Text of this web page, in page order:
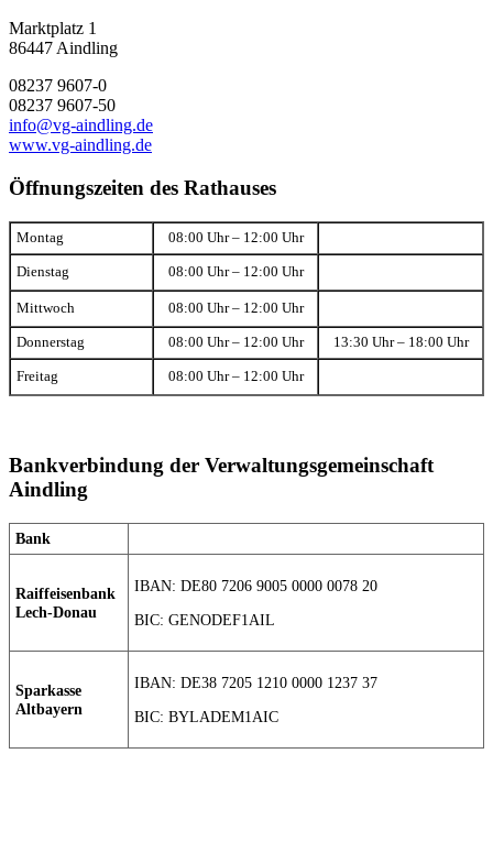
Marktplatz 1
86447 Aindling
08237 9607-0
08237 9607-50
info@vg-aindling.de
www.vg-aindling.de
Öffnungszeiten des Rathauses
Montag 08:00 Uhr – 12:00 Uhr
Dienstag 08:00 Uhr – 12:00 Uhr
Mittwoch 08:00 Uhr – 12:00 Uhr
Donnerstag 08:00 Uhr – 12:00 Uhr 13:30 Uhr – 18:00 Uhr
Freitag 08:00 Uhr – 12:00 Uhr
Bankverbindung der Verwaltungsgemeinschaft
Aindling
Bank
Raiffeisenbank
Lech-Donau
IBAN: DE80 7206 9005 0000 0078 20
BIC: GENODEF1AIL
Sparkasse
Altbayern
IBAN: DE38 7205 1210 0000 1237 37
BIC: BYLADEM1AIC